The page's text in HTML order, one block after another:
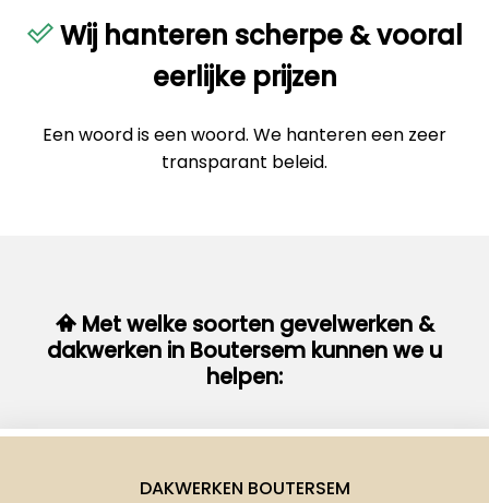
Wij hanteren scherpe & vooral
eerlijke prijzen
Een woord is een woord. We hanteren een zeer
transparant beleid.
Met welke soorten gevelwerken &
dakwerken in Boutersem kunnen we u
helpen:
DAKWERKEN BOUTERSEM